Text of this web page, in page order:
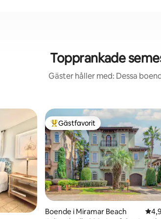
Topprankade
Gäster håller med: Dessa
Populär gästfavorit
Gästfavorit
Boende i Miramar Beach